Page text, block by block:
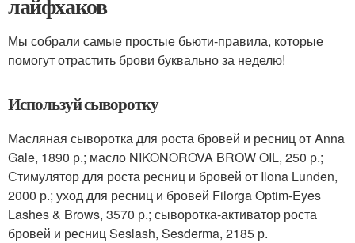
Мы собрали самые простые бьюти-правила, которые
помогут отрастить брови буквально за неделю!
Используй сыворотку
Масляная сыворотка для роста бровей и ресниц от Anna
Gale, 1890 р.; масло NIKONOROVA BROW OIL, 250 р.;
Стимулятор для роста ресниц и бровей от Ilona Lunden,
2000 р.; уход для ресниц и бровей Filorga Optim-Eyes
Lashes & Brows, 3570 р.; сыворотка-активатор роста
бровей и ресниц Seslash, Sesderma, 2185 р.